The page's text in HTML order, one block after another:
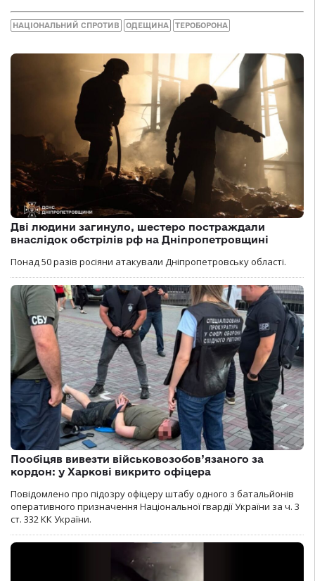
НАЦІОНАЛЬНИЙ СПРОТИВ ОДЕЩИНА ТЕРОБОРОНА
Дві людини загинуло, шестеро постраждали
внаслідок обстрілів рф на Дніпропетровщині
Понад 50 разів росіяни атакували Дніпропетровську області.
Пообіцяв вивезти військовозобов’язаного за
кордон: у Харкові викрито офіцера
Повідомлено про підозру офіцеру штабу одного з батальйонів
оперативного призначення Національної гвардії України за ч. 3
ст. 332 КК України.